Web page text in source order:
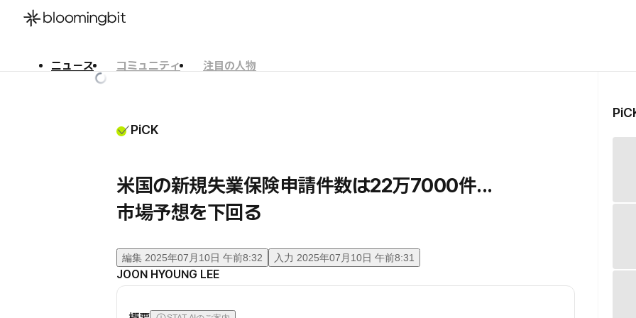
ニュース コミュニティ
注目の人物
PiCK
米国の新規失業保険申請件数は22万7000件...
市場予想を下回る
編集 2025年07月10日 午前8:32 入力 2025年07月10日 午前8:31
JOON HYOUNG LEE